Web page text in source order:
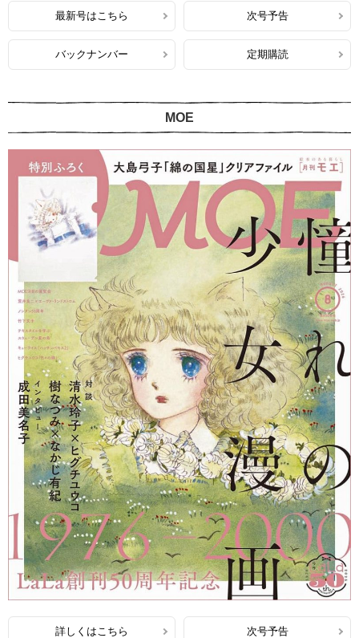
最新号はこちら 次号予告
バックナンバー 定期購読
MOE
詳しくはこちら 次号予告